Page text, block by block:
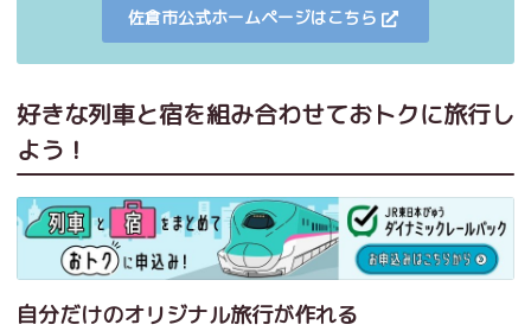
佐倉市公式ホームページはこちら
好きな列車と宿を組み合わせておトクに旅行し
よう！
自分だけのオリジナル旅行が作れる